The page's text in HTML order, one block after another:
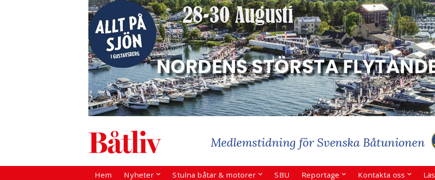
Hem Nyheter Stulna båtar & motorer SBU Reportage Kontakta oss